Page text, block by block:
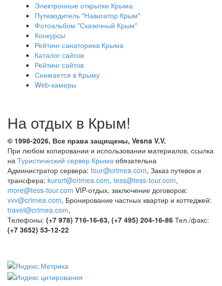
Электронные открытки Крыма
Путеводитель "Навигатор Крым"
Фотоальбом "Сказочный Крым"
Конкурсы
Рейтинг санаториев Крыма
Каталог сайтов
Рейтинг сайтов
Снимается в Крыму
Web-камеры
На отдых в Крым!
© 1998-2026, Все права защищены, Vesna V.V.
При любом копировании и использовании материалов, ссылка
на Туристический сервер Крыма обязательна
Администратор сервера: tour@crimea.com, Заказ путевок и
трансфера: kurort@crimea.com, tess@tess-tour.com,
more@tess-tour.com VIP-отдых, заключение договоров:
vvv@crimea.com, Бронирование частных квартир и коттеджей:
travel@crimea.com,
Телефоны: (+7 978) 716-16-63, (+7 495) 204-16-86 Тел./факс:
(+7 3652) 53-12-22